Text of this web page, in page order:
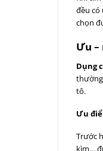
đều có
chọn
Ưu
Dụng
thường
tô.
Ưu
Trước